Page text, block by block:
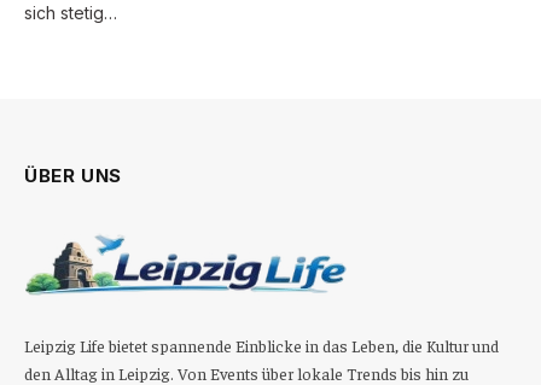
sich stetig…
ÜBER UNS
Leipzig Life bietet spannende Einblicke in das Leben, die Kultur und
den Alltag in Leipzig. Von Events über lokale Trends bis hin zu